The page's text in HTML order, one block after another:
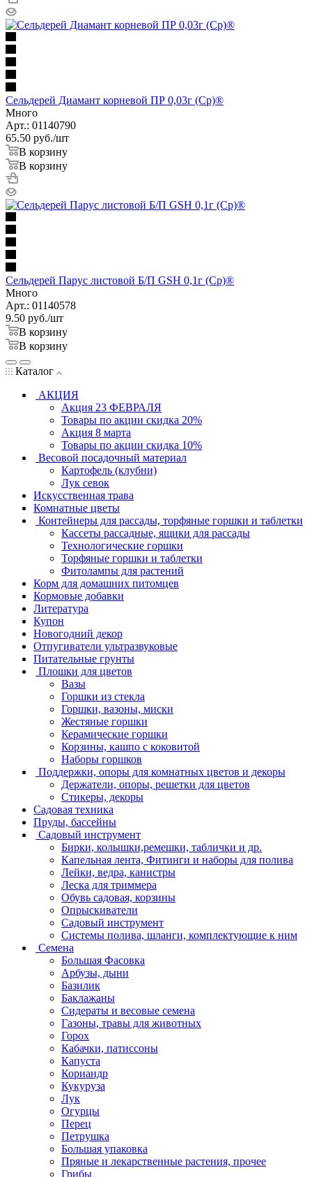
Сельдерей Диамант корневой ПР 0,03г (Ср)®
Много
Арт.: 01140790
65.50 руб./шт
В корзину
В корзину
Сельдерей Парус листовой Б/П GSH 0,1г (Ср)®
Много
Арт.: 01140578
9.50 руб./шт
В корзину
В корзину
Каталог
АКЦИЯ
Акция 23 ФЕВРАЛЯ
Товары по акции скидка 20%
Акция 8 марта
Товары по акции скидка 10%
Весовой посадочный материал
Картофель (клубни)
Лук севок
Искусственная трава
Комнатные цветы
Контейнеры для рассады, торфяные горшки и таблетки
Кассеты рассадные, ящики для рассады
Технологические горшки
Торфяные горшки и таблетки
Фитолампы для растений
Корм для домашних питомцев
Кормовые добавки
Литература
Купон
Новогодний декор
Отпугиватели ультразвуковые
Питательные грунты
Плошки для цветов
Вазы
Горшки из стекла
Горшки, вазоны, миски
Жестяные горшки
Керамические горшки
Корзины, кашпо с коковитой
Наборы горшков
Поддержки, опоры для комнатных цветов и декоры
Держатели, опоры, решетки для цветов
Стикеры, декоры
Садовая техника
Пруды, бассейны
Садовый инструмент
Бирки, колышки,ремешки, таблички и др.
Капельная лента, Фитинги и наборы для полива
Лейки, ведра, канистры
Леска для триммера
Обувь садовая, корзины
Опрыскиватели
Садовый инструмент
Системы полива, шланги, комплектующие к ним
Семена
Большая Фасовка
Арбузы, дыни
Базилик
Баклажаны
Сидераты и весовые семена
Газоны, травы для животных
Горох
Кабачки, патиссоны
Капуста
Кориандр
Кукуруза
Лук
Огурцы
Перец
Петрушка
Большая упаковка
Пряные и лекарственные растения, прочее
Грибы